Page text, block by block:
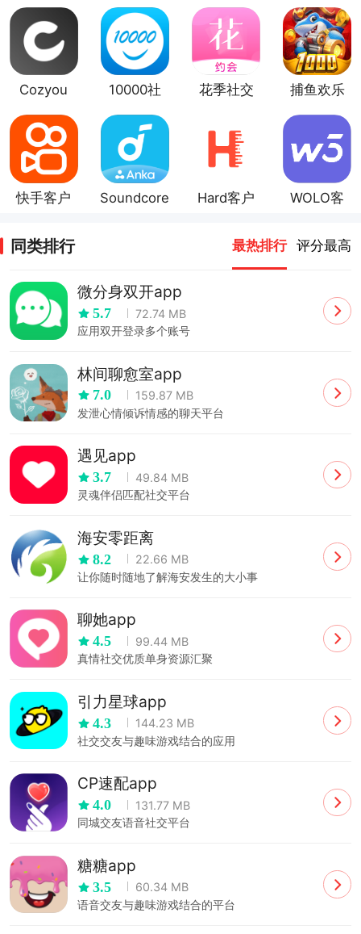
Cozyou
10000社
花季社交
捕鱼欢乐
快手客户
Soundcore
Hard客户
WOLO客
同类排行 最热排行 评分最高
微分身双开app
5.7
72.74 MB
应用双开登录多个账号
林间聊愈室app
7.0
159.87 MB
发泄心情倾诉情感的聊天平台
遇见app
3.7
49.84 MB
灵魂伴侣匹配社交平台
海安零距离
8.2
22.66 MB
让你随时随地了解海安发生的大小事
聊她app
4.5
99.44 MB
真情社交优质单身资源汇聚
引力星球app
4.3
144.23 MB
社交交友与趣味游戏结合的应用
CP速配app
4.0
131.77 MB
同城交友语音社交平台
糖糖app
3.5
60.34 MB
语音交友与趣味游戏结合的平台